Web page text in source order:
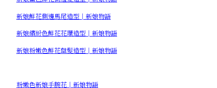
新娘鮮花側邊馬尾造型│新娘物語
新娘繽紛色鮮花花環造型│新娘物語
新娘粉嫩色鮮花盤髮造型│新娘物語
粉嫩色新娘手腕花│新娘物語